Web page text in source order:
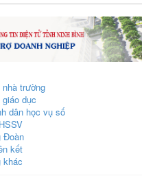
nhà trường
giáo dục
dân học vụ số
Đoàn
kết
khác